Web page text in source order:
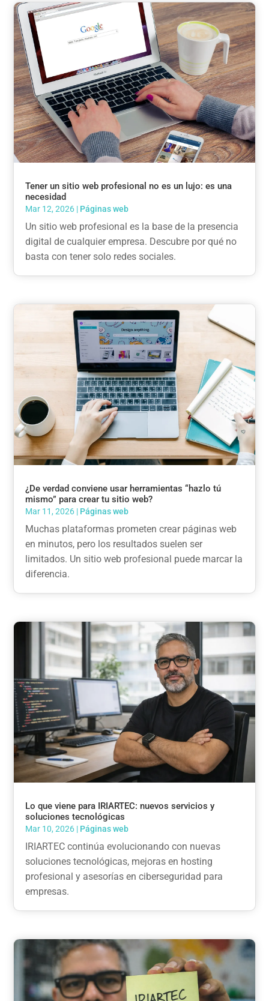
Tener un sitio web profesional no es un lujo: es una
necesidad
Mar 12, 2026 | Páginas web
Un sitio web profesional es la base de la presencia
digital de cualquier empresa. Descubre por qué no
basta con tener solo redes sociales.
¿De verdad conviene usar herramientas “hazlo tú
mismo” para crear tu sitio web?
Mar 11, 2026 | Páginas web
Muchas plataformas prometen crear páginas web
en minutos, pero los resultados suelen ser
limitados. Un sitio web profesional puede marcar la
diferencia.
Lo que viene para IRIARTEC: nuevos servicios y
soluciones tecnológicas
Mar 10, 2026 | Páginas web
IRIARTEC continúa evolucionando con nuevas
soluciones tecnológicas, mejoras en hosting
profesional y asesorías en ciberseguridad para
empresas.